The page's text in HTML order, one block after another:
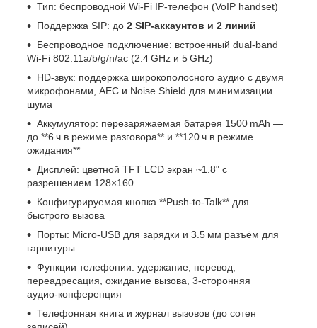
Тип: беспроводной Wi‑Fi IP‑телефон (VoIP handset)
Поддержка SIP: до 2 SIP‑аккаунтов и 2 линий
Беспроводное подключение: встроенный dual‑band
Wi‑Fi 802.11a/b/g/n/ac (2.4 GHz и 5 GHz)
HD‑звук: поддержка широкополосного аудио с двумя
микрофонами, AEC и Noise Shield для минимизации
шума
Аккумулятор: перезаряжаемая батарея 1500 mAh —
до **6 ч в режиме разговора** и **120 ч в режиме
ожидания**
Дисплей: цветной TFT LCD экран ~1.8" с
разрешением 128×160
Конфигурируемая кнопка **Push‑to‑Talk** для
быстрого вызова
Порты: Micro‑USB для зарядки и 3.5 мм разъём для
гарнитуры
Функции телефонии: удержание, перевод,
переадресация, ожидание вызова, 3‑сторонняя
аудио‑конференция
Телефонная книга и журнал вызовов (до сотен